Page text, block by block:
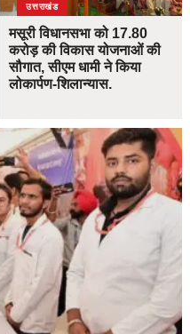
उत्तराखंड
मसूरी विधानसभा को 17.80
करोड़ की विकास योजनाओं की
सौगात, सीएम धामी ने किया
लोकार्पण-शिलान्यास.